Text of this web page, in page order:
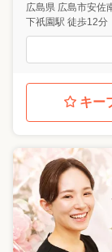
広島県 広島市安佐
下祇園駅 徒歩12分
キー